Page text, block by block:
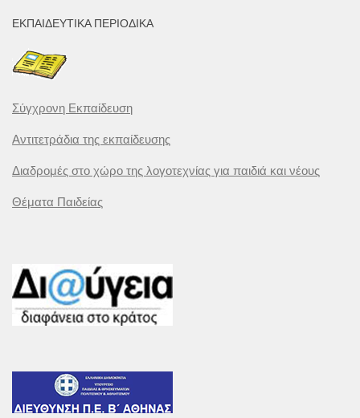
ΕΚΠΑΙΔΕΥΤΙΚΆ ΠΕΡΙΟΔΙΚΆ
Σύγχρονη Εκπαίδευση
Αντιτετράδια της εκπαίδευσης
Διαδρομές στο χώρο της λογοτεχνίας για παιδιά και νέους
Θέματα Παιδείας